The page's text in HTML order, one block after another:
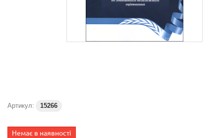
Артикул: 15266
Немає в наявності